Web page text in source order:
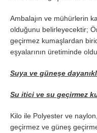
Ambalajın ve mühürlerin
olduğunu belirleyecektir;
geçirmez kumaşlardan
eşyalarının üretiminde
Suya ve güneşe
Su itici ve su geçirmez
Kilo ile Polyester ve
geçirmez ve güneş